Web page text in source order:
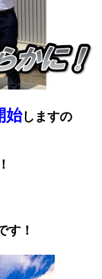
始しますの
す！